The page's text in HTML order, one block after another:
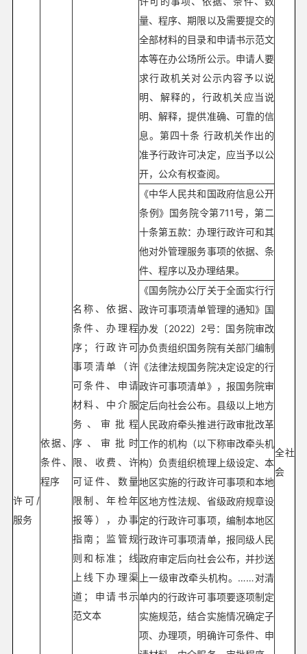
许可/
服务
依据、
条件、
程序
名称、依据、
条件、办理程
序；行政许可
事项清单（许
可条件、申请
材料、中介服
务、审批程
序、审批时
限、收费、许
可证件、数量
限制、年检年
报等），办事
指南；监管规
则和标准；线
上线下办理渠
道；申请书示
范文本
量、程序、期限以及需要提交的
全部材料的目录和申请书示范文
本等在办公场所公示。申请人要
求行政机关对公示内容予以说
明、解释的，行政机关应当说
明、解释，提供准确、可靠的信
息。第四十条 行政机关作出的
准予行政许可决定，应当予以公
开，公众有权查阅。
全社
会
《中华人民共和国政府信息公开
条例》国务院令第711号，第二
十条第五款：办理行政许可和其
他对外管理服务事项的依据、条
件、程序以及办理结果。
《国务院办公厅关于全面实行行
政许可事项清单管理的通知》国
办发〔2022〕2号：国务院审改
办负责组织国务院有关部门编制
《法律法规国务院决定设定的行
政许可事项清单》，报国务院审
定后向社会公布。县级以上地方
人民政府牵头推进行政审批改革
工作的机构（以下称审改牵头机
构）负责组织梳理上级设定、本
地区实施的行政许可事项和本地
区地方性法规、省级政府规章设
定的行政许可事项，编制本地区
行政许可事项清单，报同级人民
政府审定后向社会公布，并抄送
上一级审改牵头机构。……对清
单内的行政许可事项要逐项制定
实施规范，结合实施情况确定子
项、办理项，明确许可条件、申